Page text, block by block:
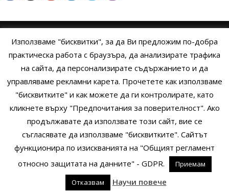
ОБЩИ УСЛОВИЯ УСЛОВИЯ И ПРАВИЛА
ПОЛИТИКА НА БИСКВИТКИТЕПОЛИТИКА ЗА ПОВЕРИТЕЛНОСТ
Copyright © 2014 - 2024 Zigifly.com — Developed by We Work With
You
Използваме "бисквитки", за да Ви предложим по-добра
практическа работа с браузъра, да анализирате трафика
на сайта, да персонализирате съдържанието и да
управляваме рекламни карета. Прочетете как използваме
"бисквитките" и как можете да ги контролирате, като
кликнете върху "Предпочитания за поверителност". Ако
продължавате да използвате този сайт, вие се
съгласявате да използваме "бисквитките". Сайтът
функционира по изискванията на "Общият регламент
относно защитата на данните" - GDPR.
Приемам
Отказвам
Научи повече